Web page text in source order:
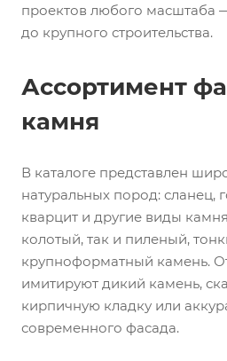
проектов любого масштаба
до крупного строительства.
Ассортимент
камня
В каталоге представлен
натуральных пород: сланец,
кварцит и другие виды
колотый, так и пиленый,
крупноформатный камень.
имитируют дикий камень,
кирпичную кладку или
современного фасада.